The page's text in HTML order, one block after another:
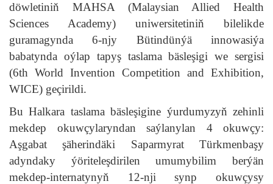
döwletiniň MAHSA (Malaysian Allied Health
Sciences Academy) uniwersitetiniň bilelikde
guramagynda 6-njy Bütindünýä innowasiýa
babatynda oýlap tapyş taslama bäsleşigi we sergisi
(6th World Invention Competition and Exhibition,
WICE) geçirildi.
Bu Halkara taslama bäsleşigine ýurdumyzyň zehinli
mekdep okuwçylaryndan saýlanylan 4 okuwçy:
Aşgabat şäherindäki Saparmyrat Türkmenbaşy
adyndaky ýöriteleşdirilen umumybilim berýän
mekdep-internatynyň 12-nji synp okuwçysy